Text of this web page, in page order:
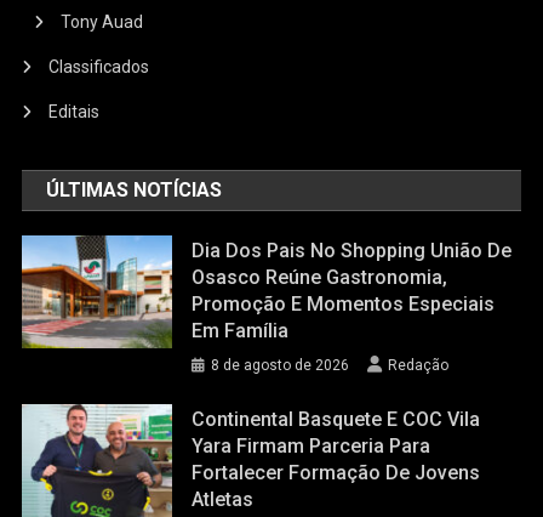
Tony Auad
Classificados
Editais
ÚLTIMAS NOTÍCIAS
Dia Dos Pais No Shopping União De
Osasco Reúne Gastronomia,
Promoção E Momentos Especiais
Em Família
8 de agosto de 2026 Redação
Continental Basquete E COC Vila
Yara Firmam Parceria Para
Fortalecer Formação De Jovens
Atletas